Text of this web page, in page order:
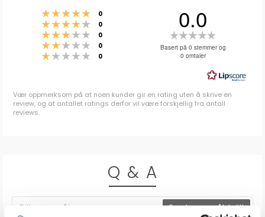
Karakter: 5 av 5 mulige
0
Karakter: 4 av 5 mulige
0
Karakter: 3 av 5 mulige
0
Karakter: 2 av 5 mulige
0
Karakter: 1 av 5 mulige
0
0.0
0.0
5
mulige
Basert på 0 stemmer og
0 omtaler
Vær oppmerksom på at noen kunder gir en rating uten å skrive en
review, og at antallet ratings derfor vil være forskjellig fra antall
reviews.
Q & A
Send spørsmålet ditt